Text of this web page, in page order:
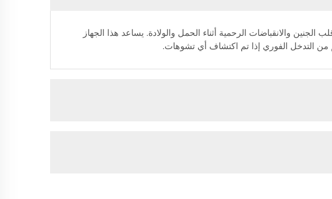
والانقباضات الرحمية أثناء الحمل والولادة. يساعد هذا الجهاز
من التدخل الفوري إذا تم اكتشاف أي تشوهات.